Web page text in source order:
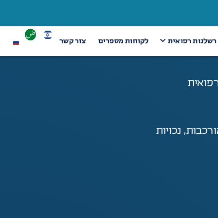
רשלנות רפואית לקוחות מספרים צור קשר
נכויות